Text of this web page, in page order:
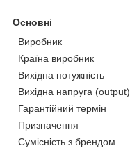
Основні
Виробник
Країна виробник
Вихідна потужність
Вихідна напруга (output)
Гарантійний термін
Призначення
Сумісність з брендом